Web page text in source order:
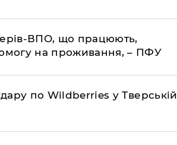
ВПО, що працюють,
на проживання, – ПФУ
по Wildberries у Тверській